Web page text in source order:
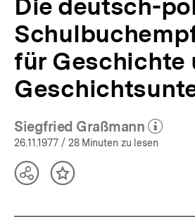
Die deutsch-
für Geschichte
Siegfried Graßmann
(Mehr zum Autor)
öffnen
26.11.1977 / 28 Minuten zu lesen
TeilenInhalt